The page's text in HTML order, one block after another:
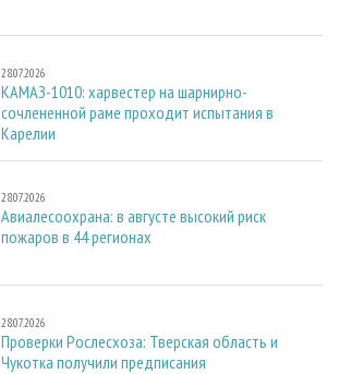
28.07.2026
КАМАЗ-1010: харвестер на шарнирно-
сочлененной раме проходит испытания в
Карелии
28.07.2026
Авиалесоохрана: в августе высокий риск
пожаров в 44 регионах
28.07.2026
Проверки Рослесхоза: Тверская область и
Чукотка получили предписания